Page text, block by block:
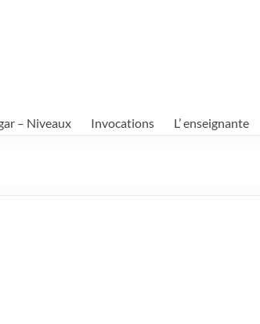
– Niveaux Invocations L’ enseignante